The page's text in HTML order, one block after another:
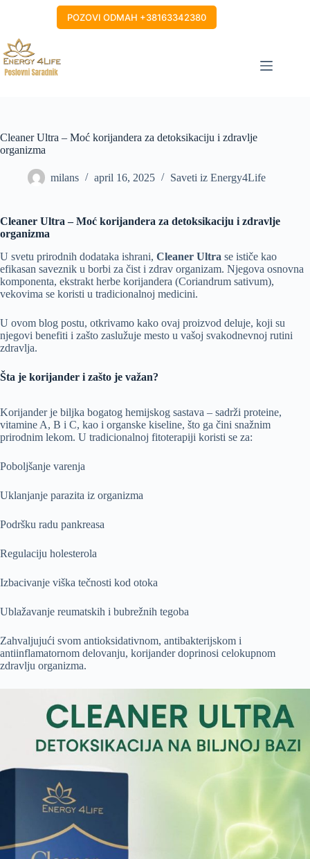
POZOVI ODMAH +38163342380
Cleaner Ultra – Moć korijandera za detoksikaciju i zdravlje
organizma
milans april 16, 2025 Saveti iz Energy4Life
Cleaner Ultra – Moć korijandera za detoksikaciju i zdravlje
organizma
U svetu prirodnih dodataka ishrani, Cleaner Ultra se ističe kao
efikasan saveznik u borbi za čist i zdrav organizam. Njegova osnovna
komponenta, ekstrakt herbe korijandera (Coriandrum sativum),
vekovima se koristi u tradicionalnoj medicini.
U ovom blog postu, otkrivamo kako ovaj proizvod deluje, koji su
njegovi benefiti i zašto zaslužuje mesto u vašoj svakodnevnoj rutini
zdravlja.
Šta je korijander i zašto je važan?
Korijander je biljka bogatog hemijskog sastava – sadrži proteine,
vitamine A, B i C, kao i organske kiseline, što ga čini snažnim
prirodnim lekom. U tradicionalnoj fitoterapiji koristi se za:
Poboljšanje varenja
Uklanjanje parazita iz organizma
Podršku radu pankreasa
Regulaciju holesterola
Izbacivanje viška tečnosti kod otoka
Ublažavanje reumatskih i bubrežnih tegoba
Zahvaljujući svom antioksidativnom, antibakterijskom i
antiinflamatornom delovanju, korijander doprinosi celokupnom
zdravlju organizma.